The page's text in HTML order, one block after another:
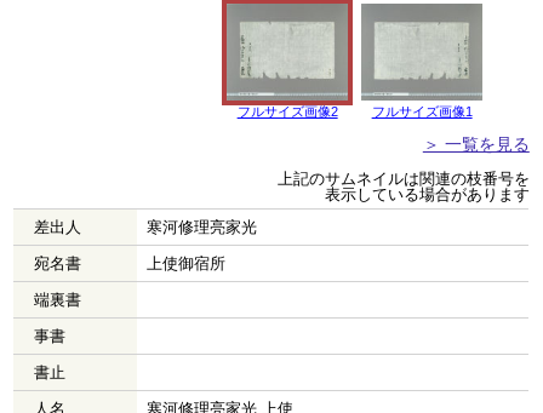
フルサイズ画像2 フルサイズ画像1
＞ 一覧を見る
上記のサムネイルは関連の枝番号を
表示している場合があります
差出人
寒河修理亮家光
宛名書
上使御宿所
端裏書
事書
書止
人名
寒河修理亮家光 上使